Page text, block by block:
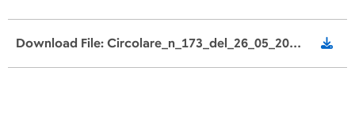
Download File: Circolare_n_173_del_26_05_2022_sciopero_del_personale_30_maggioSLE_signed.pdf